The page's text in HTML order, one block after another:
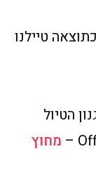
טיילנו
הטיול
מחוץ